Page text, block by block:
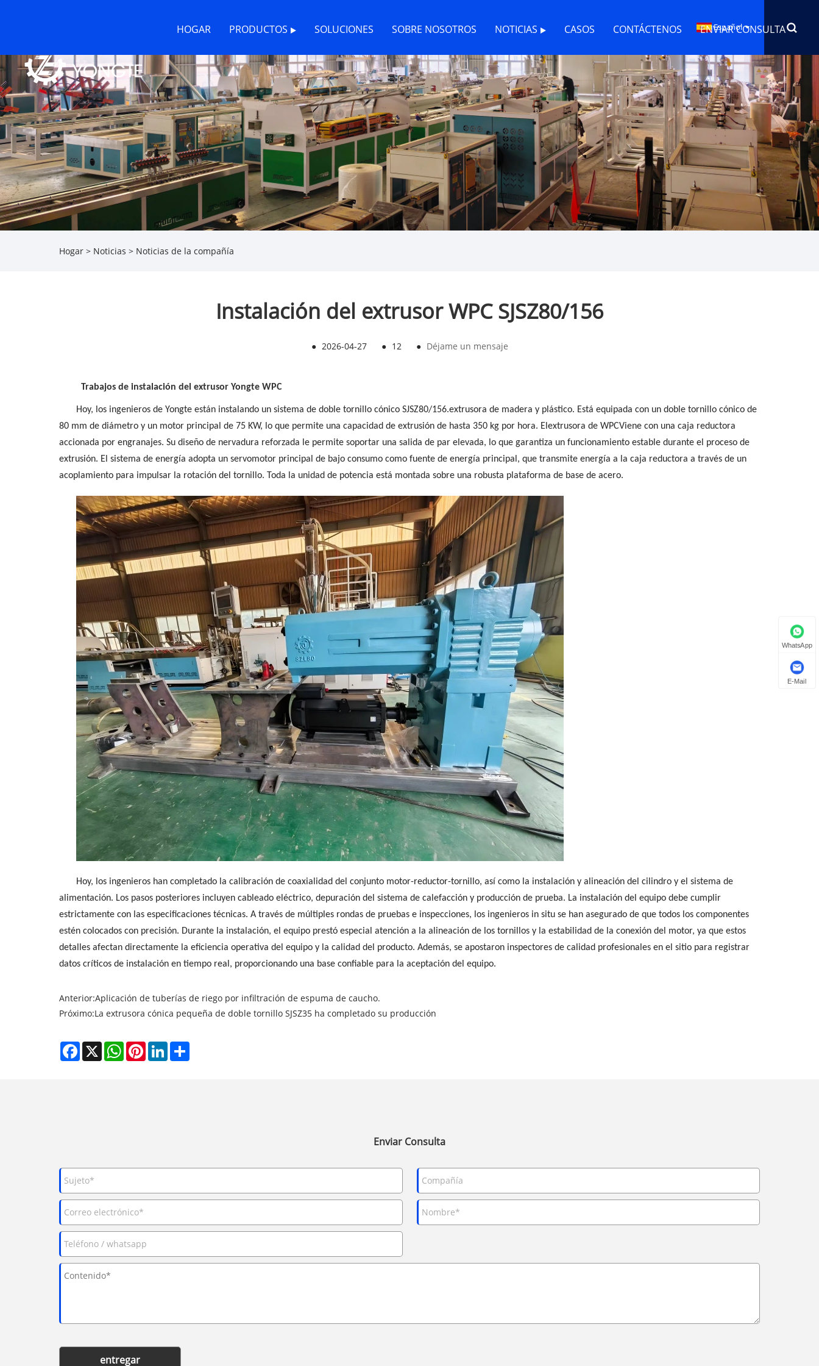
HOGAR PRODUCTOS SOLUCIONES SOBRE NOSOTROS NOTICIAS CASOS CONTÁCTENOS ENVIAR CONSULTA
Español
Hogar > Noticias > Noticias de la compañía
Instalación del extrusor WPC SJSZ80/156
● 2026-04-27 ● 12 ● Déjame un mensaje
Trabajos de instalación del extrusor Yongte WPC
Hoy, los ingenieros de Yongte están instalando un sistema de doble tornillo cónico SJSZ80/156.extrusora de madera y plástico. Está equipada con un doble tornillo cónico de
80 mm de diámetro y un motor principal de 75 KW, lo que permite una capacidad de extrusión de hasta 350 kg por hora. El extrusora de WPCViene con una caja reductora
accionada por engranajes. Su diseño de nervadura reforzada le permite soportar una salida de par elevada, lo que garantiza un funcionamiento estable durante el proceso de
extrusión. El sistema de energía adopta un servomotor principal de bajo consumo como fuente de energía principal, que transmite energía a la caja reductora a través de un
acoplamiento para impulsar la rotación del tornillo. Toda la unidad de potencia está montada sobre una robusta plataforma de base de acero.
Hoy, los ingenieros han completado la calibración de coaxialidad del conjunto motor-reductor-tornillo, así como la instalación y alineación del cilindro y el sistema de
alimentación. Los pasos posteriores incluyen cableado eléctrico, depuración del sistema de calefacción y producción de prueba. La instalación del equipo debe cumplir
estrictamente con las especificaciones técnicas. A través de múltiples rondas de pruebas e inspecciones, los ingenieros in situ se han asegurado de que todos los componentes
estén colocados con precisión. Durante la instalación, el equipo prestó especial atención a la alineación de los tornillos y la estabilidad de la conexión del motor, ya que estos
detalles afectan directamente la eficiencia operativa del equipo y la calidad del producto. Además, se apostaron inspectores de calidad profesionales en el sitio para registrar
datos críticos de instalación en tiempo real, proporcionando una base confiable para la aceptación del equipo.
Anterior:Aplicación de tuberías de riego por infiltración de espuma de caucho.
Próximo:La extrusora cónica pequeña de doble tornillo SJSZ35 ha completado su producción
Facebook
X WhatsAppPinterestLinkedIn
Enviar Consulta
entregar
WhatsApp
E-Mail